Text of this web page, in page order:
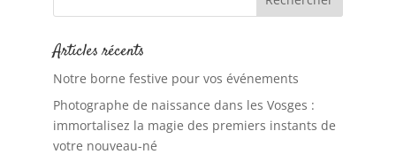
Articles récents
Notre borne festive pour vos événements
Photographe de naissance dans les Vosges :
immortalisez la magie des premiers instants de
votre nouveau-né